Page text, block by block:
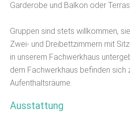
Garderobe und Balkon oder
Gruppen sind stets willkommen,
Zwei- und Dreibettzimmern mit
in unserem Fachwerkhaus
dem Fachwerkhaus befinden sich
Aufenthaltsräume.
Ausstattung